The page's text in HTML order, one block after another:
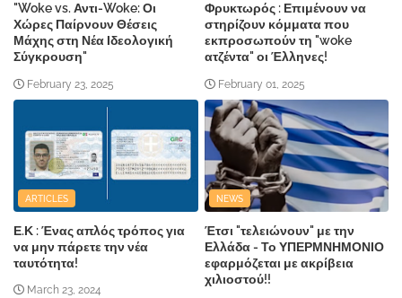
"Woke vs. Αντι-Woke: Οι
Χώρες Παίρνουν Θέσεις
Μάχης στη Νέα Ιδεολογική
Σύγκρουση"
February 23, 2025
Φρυκτωρός : Επιμένουν να
στηρίζουν κόμματα που
εκπροσωπούν τη "woke
ατζέντα" οι Έλληνες!
February 01, 2025
ARTICLES
Ε.Κ : Ένας απλός τρόπος για
να μην πάρετε την νέα
ταυτότητα!
March 23, 2024
NEWS
Έτσι "τελειώνουν" με την
Ελλάδα - Το ΥΠΕΡΜΝΗΜΟΝΙΟ
εφαρμόζεται με ακρίβεια
χιλιοστού!!